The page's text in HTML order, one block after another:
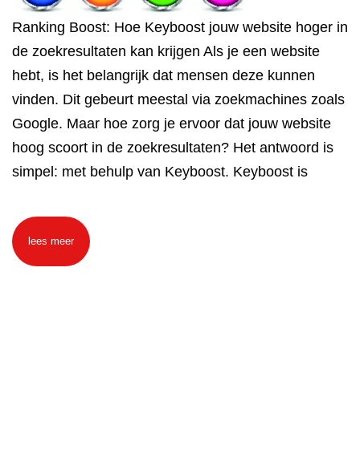
Ranking Boost: Hoe Keyboost jouw website hoger in
de zoekresultaten kan krijgen Als je een website
hebt, is het belangrijk dat mensen deze kunnen
vinden. Dit gebeurt meestal via zoekmachines zoals
Google. Maar hoe zorg je ervoor dat jouw website
hoog scoort in de zoekresultaten? Het antwoord is
simpel: met behulp van Keyboost. Keyboost is
lees meer